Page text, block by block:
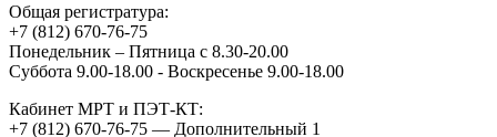
Общая регистратура:
+7 (812) 670-76-75
Понедельник – Пятница с 8.30-20.00
Суббота 9.00-18.00 - Воскресенье 9.00-18.00
Кабинет МРТ и ПЭТ-КТ:
+7 (812) 670-76-75 — Дополнительный 1